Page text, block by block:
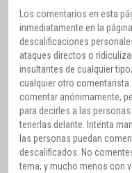
Los comentarios en esta
inmediatamente en la
descalificaciones
ataques directos o
insultantes de cualquier
cualquier otro
comentar anónimamente,
para decirles a las
tenerlas delante. Intenta
las personas puedan
descalificados. No
tema, y mucho menos con